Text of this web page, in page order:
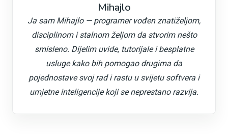
Mihajlo
Ja sam Mihajlo — programer vođen znatiželjom,
disciplinom i stalnom željom da stvorim nešto
smisleno. Dijelim uvide, tutorijale i besplatne
usluge kako bih pomogao drugima da
pojednostave svoj rad i rastu u svijetu softvera i
umjetne inteligencije koji se neprestano razvija.